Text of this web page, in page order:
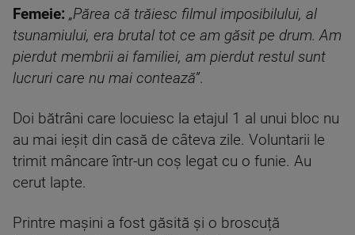
Femeie: „Părea că trăiesc filmul imposibilului, al
tsunamiului, era brutal tot ce am găsit pe drum. Am
pierdut membrii ai familiei, am pierdut restul sunt
lucruri care nu mai contează”.
Doi bătrâni care locuiesc la etajul 1 al unui bloc nu
au mai ieșit din casă de câteva zile. Voluntarii le
trimit mâncare într-un coș legat cu o funie. Au
cerut lapte.
Printre mașini a fost găsită și o broscuță